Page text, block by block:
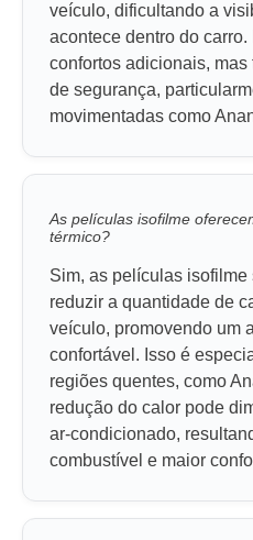
veículo, dificultando a
acontece dentro do
confortos adicionais,
de segurança,
movimentadas como
As películas isofilme
térmico?
Sim, as películas
reduzir a quantidade de
veículo, promovendo um
confortável. Isso é
regiões quentes, como
redução do calor pode
ar-condicionado,
combustível e maior